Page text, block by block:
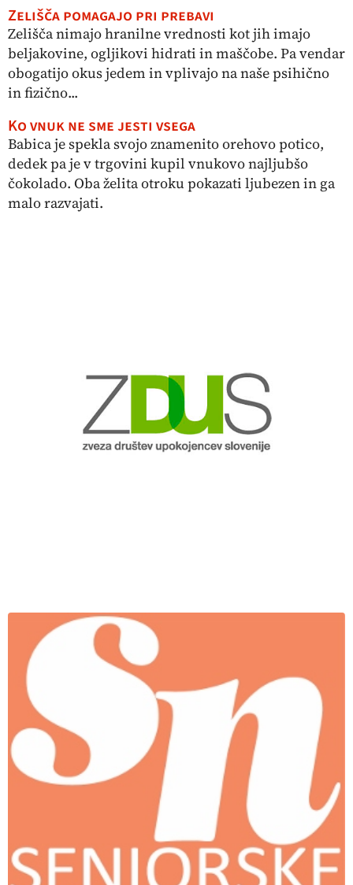
Zelišča pomagajo pri prebavi
Zelišča nimajo hranilne vrednosti kot jih imajo
beljakovine, ogljikovi hidrati in maščobe. Pa vendar
obogatijo okus jedem in vplivajo na naše psihično
in fizično...
Ko vnuk ne sme jesti vsega
Babica je spekla svojo znamenito orehovo potico,
dedek pa je v trgovini kupil vnukovo najljubšo
čokolado. Oba želita otroku pokazati ljubezen in ga
malo razvajati.